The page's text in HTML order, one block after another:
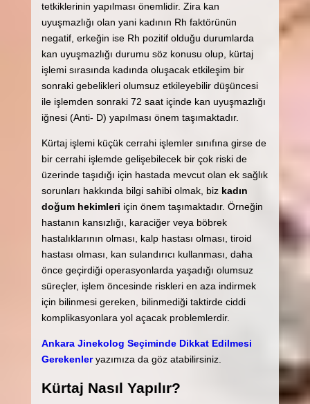
tetkiklerinin yapılması önemlidir. Zira kan
uyuşmazlığı olan yani kadının Rh faktörünün
negatif, erkeğin ise Rh pozitif olduğu durumlarda
kan uyuşmazlığı durumu söz konusu olup, kürtaj
işlemi sırasında kadında oluşacak etkileşim bir
sonraki gebelikleri olumsuz etkileyebilir düşüncesi
ile işlemden sonraki 72 saat içinde kan uyuşmazlığı
iğnesi (Anti- D) yapılması önem taşımaktadır.
Kürtaj işlemi küçük cerrahi işlemler sınıfına girse de
bir cerrahi işlemde gelişebilecek bir çok riski de
üzerinde taşıdığı için hastada mevcut olan ek sağlık
sorunları hakkında bilgi sahibi olmak, biz kadın
doğum hekimleri için önem taşımaktadır. Örneğin
hastanın kansızlığı, karaciğer veya böbrek
hastalıklarının olması, kalp hastası olması, tiroid
hastası olması, kan sulandırıcı kullanması, daha
önce geçirdiği operasyonlarda yaşadığı olumsuz
süreçler, işlem öncesinde riskleri en aza indirmek
için bilinmesi gereken, bilinmediği taktirde ciddi
komplikasyonlara yol açacak problemlerdir.
Ankara Jinekolog Seçiminde Dikkat Edilmesi
Gerekenleryazımıza da göz atabilirsiniz.
Kürtaj Nasıl Yapılır?